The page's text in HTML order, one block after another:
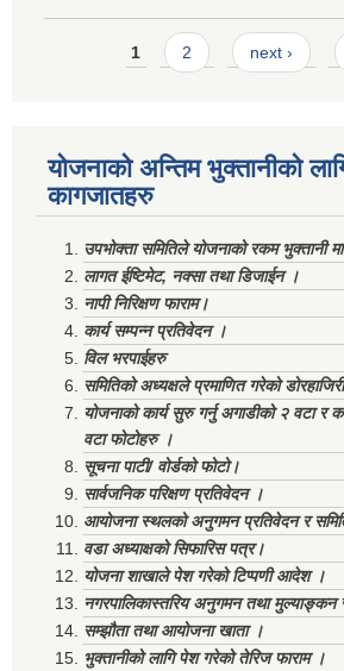
Pages1 2 next ›
योजनाको अन्तिम भुक्तानीको
कागजातहरु
उपभोक्ता समितिले योजनाको रकम भुक्तानी
लागत ईष्टिमेट, नक्सा तथा डिजाईन ।
नापी निरिक्षण फाराम।
कार्य सम्पन्न प्रतिवेदन ।
विल भरपाईहरु
समितिको अध्यक्षले प्रमाणित गरेको
योजनाको कार्य सुरु गर्नु अगाडीको २ वटा र
वटा फोटोहरु ।
सूचना पाटी/ वोर्डको फोटो।
सार्वजनिक परिक्षण प्रतिवेदन ।
आयोजना स्थलको अनुगमन प्रतिवेदन र
वडा अध्याक्षको सिफारिस पत्र।
योजना शाखाले पेश गरेको टिप्पणी आदेश ।
नगरपालिकास्तरिय अनुगमन तथा मुल्याङ्कन
सम्झौता तथा आयोजना खाता ।
भुक्तानीको लागि पेश गरेको तेरिज फाराम ।